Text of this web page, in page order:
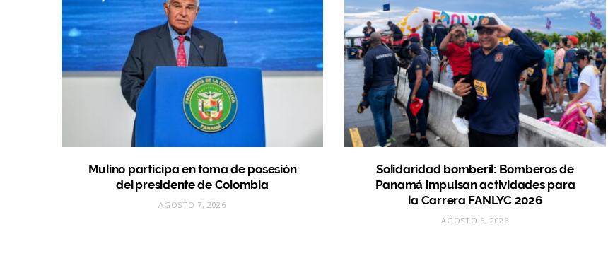
Mulino participa en toma de posesión
del presidente de Colombia
AGOSTO 7, 2026
Solidaridad bomberil: Bomberos de
Panamá impulsan actividades para
la Carrera FANLYC 2026
AGOSTO 6, 2026